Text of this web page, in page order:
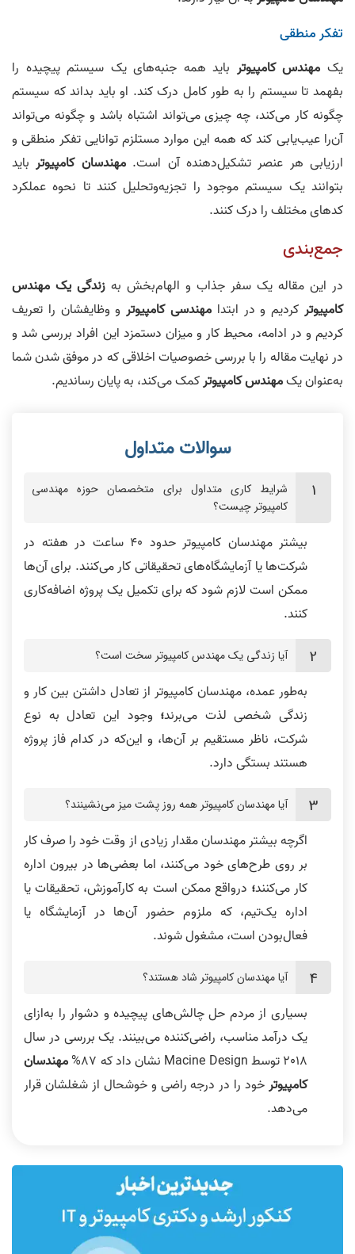
تفکر منطقی
یک مهندس کامپیوتر باید همه جنبه‌های یک سیستم پیچیده را
بفهمد تا سیستم را به‌ طور کامل درک کند. او باید بداند که سیستم
چگونه کار می‌کند، چه چیزی می‌تواند اشتباه باشد و چگونه می‌تواند
آن‌را عیب‌یابی کند که همه این موارد مستلزم توانایی تفکر منطقی و
ارزیابی هر عنصر تشکیل‌دهنده آن است.مهندسان کامپیوترباید
بتوانند یک سیستم موجود را تجزیه‌و‌تحلیل کنند تا نحوه عملکرد
کدهای مختلف را درک کنند.
جمع‌بندی
در این مقاله یک سفر جذاب و الهام‌بخش به زندگی یک مهندس
کامپیوترکردیم و در ابتدا مهندسی کامپیوترو وظایفشان را تعریف
کردیم و در ادامه، محیط کار و میزان دستمزد این افراد بررسی شد و
در نهایت مقاله را با بررسی خصوصیات اخلاقی که در موفق شدن شما
به‌عنوان یکمهندس کامپیوترکمک می‌کند، به پایان رساندیم.
شرایط کاری متداول برای متخصصان حوزه مهندسی
کامپیوتر چیست؟
بیشتر مهندسان کامپیوتر حدود 40 ساعت در هفته در
شرکت‌ها یا آزمایشگاه‌های تحقیقاتی کار می‌کنند. برای آن‌ها
ممکن است لازم شود که برای تکمیل یک پروژه اضافه‌کاری
کنند.
آیا زندگی یک مهندس کامپیوتر سخت است؟
به‌طور عمده، مهندسان کامپیوتر از تعادل داشتن بین کار و
زندگی شخصی لذت می‌برند؛ وجود این تعادل به نوع
شرکت، ناظر مستقیم بر آن‌ها، و این‌که در کدام فاز پروژه
هستند بستگی دارد.
آیا مهندسان کامپیوتر همه روز پشت میز می‌نشینند؟
اگرچه بیشتر مهندسان مقدار زیادی از وقت خود را صرف کار
بر روی طرح‌های خود می‌کنند، اما بعضی‌ها در بیرون اداره
کار می‌کنند؛ درواقع ممکن است به کارآموزش، تحقیقات یا
اداره یک‌تیم، که ملزوم حضور آن‌ها در آزمایشگاه یا
فعال‌بودن است، مشغول شوند.
آیا مهندسان کامپیوتر شاد هستند؟
بسیاری از مردم حل چالش‌های پیچیده و دشوار را به‌ازای
یک درآمد مناسب، راضی‌کننده می‌بینند. یک بررسی در سال
2018 توسط Macine Design نشان داد که 87%
مهندسان
کامپیوترخود را در درجه راضی و خوشحال از شغلشان قرار
می‌دهد.